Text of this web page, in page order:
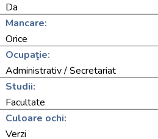
Da
Mancare:
Orice
Ocupaţie:
Administrativ / Secretariat
Studii:
Facultate
Culoare ochi:
Verzi